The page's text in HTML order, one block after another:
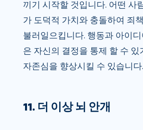
끼기 시작할 것입니다. 어떤 사
가 도덕적 가치와 충돌하여 죄
불러일으킵니다. 행동과 아이
은 자신의 결정을 통제 할 수 있
자존심을 향상시킬 수 있습니다.
11. 더 이상 뇌 안개